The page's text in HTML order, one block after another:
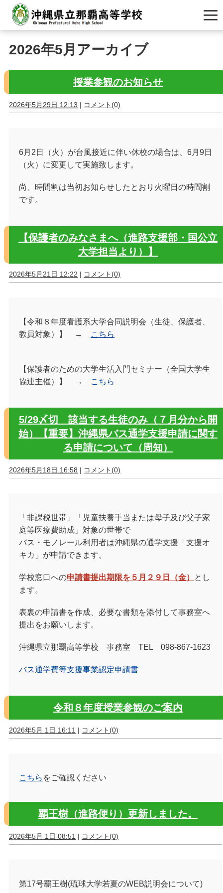
2026年5月アーカイブ
授業参観のお知らせ
2026年5月29日 12:13 | コメント(0)
6月 2 日（火）が台風接近に伴い休校の場合は、 6月 9日
（火）に変更して実施致します。
尚、時間割は当初お知らせしたとおり火曜日の時間割
です。
【保護者のみなさまへ（進路支援部・国公立
大学担当より）】
2026年5月21日 12:22 | コメント(0)
【令和８年度看護系大学合同説明会（生徒、保護者、
教員対象）】 →
こちら
【保護者のための大学生活入門セミナー（全国大学生
協連主催）】 →
こちら
5/29〆切 該当する生徒のみ（７月分から開
始）【重要】沖縄県バス通学支援申請に関す
る申請について（周知）
2026年5月18日 16:58 | コメント(0)
「非課税世帯」「児童扶養手当または母子及び父子家
庭等医療費助成」対象の世帯で
バス・モノレール利用者は沖縄県の通学支援「支援オ
キカ」が申請できます。
学校窓口への申請書提出期限を５月２９日（金）
とし
ます。
表裏の申請書を作成、必要な書類を添付して事務室へ
提出をお願いします。
沖縄県立那覇高等学校 事務室 TEL 098-867-1623
バス通学費等支援事業認定申請書
令和８年度授業参観のご案内
2026年5月 1日 16:11 | コメント(0)
こちら をご確認ください
覇王樹（進路便り）更新しました。
2026年5月 1日 08:51 | コメント(0)
第17号覇王樹(琉球大学若夏のWEB説明会について)